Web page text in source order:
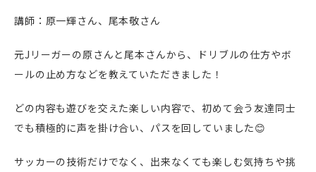
講師：原一輝さん、尾本敬さん
元Jリーガーの原さんと尾本さんから、ドリブルの仕方やボ
ールの止め方などを教えていただきました！
どの内容も遊びを交えた楽しい内容で、初めて会う友達同士
でも積極的に声を掛け合い、パスを回していました😊
サッカーの技術だけでなく、出来なくても楽しむ気持ちや挑